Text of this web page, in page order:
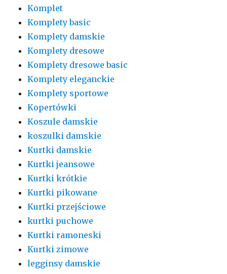
Komplet
Komplety basic
Komplety damskie
Komplety dresowe
Komplety dresowe basic
Komplety eleganckie
Komplety sportowe
Kopertówki
Koszule damskie
koszulki damskie
Kurtki damskie
Kurtki jeansowe
Kurtki krótkie
Kurtki pikowane
Kurtki przejściowe
kurtki puchowe
Kurtki ramoneski
Kurtki zimowe
legginsy damskie